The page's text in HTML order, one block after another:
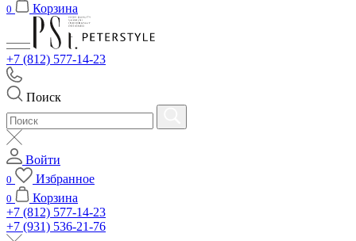
0 Корзина
+7 (812) 577-14-23
Поиск
Войти
0 Избранное
0
Корзина
+7 (812) 577-14-23
+7 (931) 536-21-76